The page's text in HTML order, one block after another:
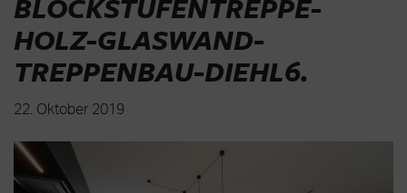
HOLZ-GLASWAND-
TREPPENBAU-DIEHL6.
22. Oktober 2019